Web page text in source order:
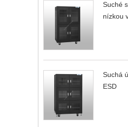
Suché
nízkou
Suchá
ESD